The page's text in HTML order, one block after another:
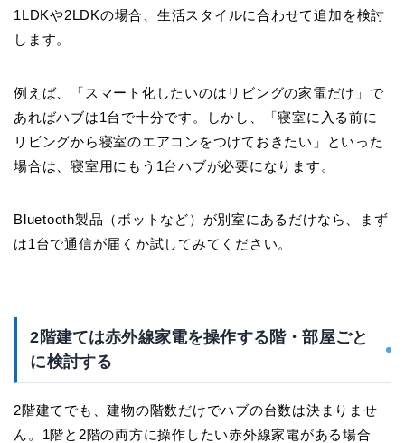
1LDKや2LDKの場合、生活スタイルに合わせて追加を検討
します。
例えば、「スマート化したいのはリビングの家電だけ」で
あればハブは1台で十分です。しかし、「寝室に入る前に
リビングから寝室のエアコンをつけておきたい」といった
場合は、寝室用にもう1台ハブが必要になります。
Bluetooth製品（ボットなど）が別室にあるだけなら、まず
は1台で通信が届くか試してみてください。
2階建ては赤外線家電を操作する階・部屋ごと
に検討する
2階建てでも、建物の階数だけでハブの台数は決まりませ
ん。1階と2階の両方に操作したい赤外線家電がある場合